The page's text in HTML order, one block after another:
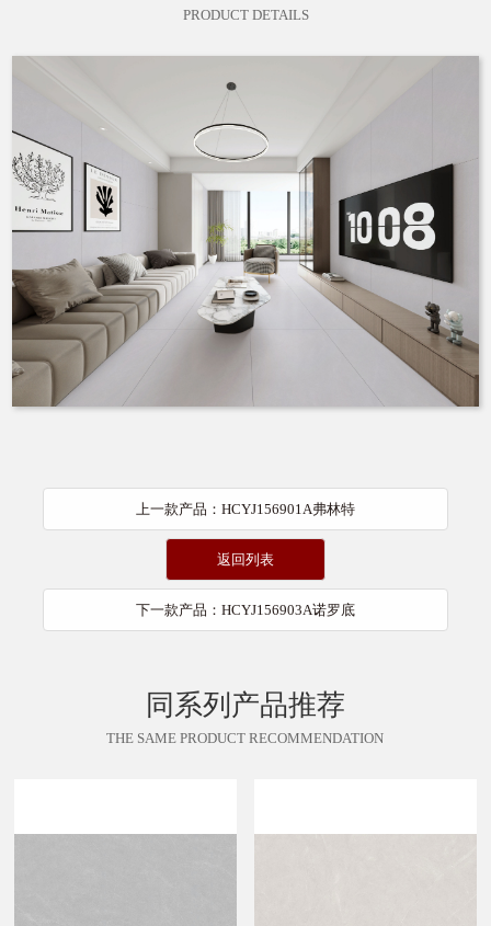
PRODUCT DETAILS
上一款产品：HCYJ156901A弗林特
返回列表
下一款产品：HCYJ156903A诺罗底
同系列产品推荐
THE SAME PRODUCT RECOMMENDATION